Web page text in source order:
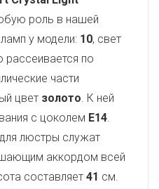
роль в нашей
у модели: 10, свет
по
части
цвет золото. К ней
с цоколем E14.
люстры служат
аккордом всей
составляет 41 см.